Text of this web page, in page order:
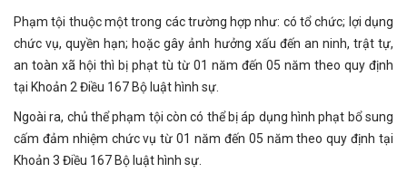
Phạm tội thuộc một trong các trường hợp như: có tổ chức; lợi dụng
chức vụ, quyền hạn; hoặc gây ảnh hưởng xấu đến an ninh, trật tự,
an toàn xã hội thì bị phạt tù từ 01 năm đến 05 năm theo quy định
tại Khoản 2 Điều 167 Bộ luật hình sự.
Ngoài ra, chủ thể phạm tội còn có thể bị áp dụng hình phạt bổ sung
cấm đảm nhiệm chức vụ từ 01 năm đến 05 năm theo quy định tại
Khoản 3 Điều 167 Bộ luật hình sự.